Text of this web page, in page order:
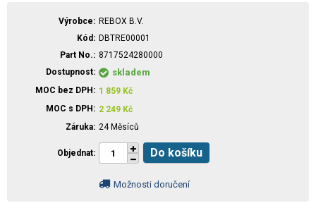
Výrobce
REBOX B.V.
Kód
DBTRE00001
Part No.
8717524280000
Dostupnost
skladem
MOC bez DPH 1 859 Kč
MOC s DPH
2 249 Kč
Záruka 24 Měsíců
Objednat Do košíku
Možnosti doručení